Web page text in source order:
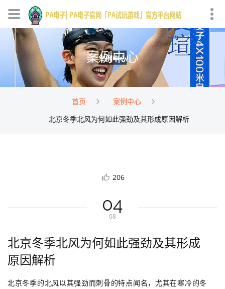
案例中心
首页
案例中心
北京冬季北风为何如此强劲及其形成原因解析
206
04
08
北京冬季北风为何如此强劲及其形成
原因解析
北京冬季的北风以其强劲而刺骨的特点闻名，尤其在寒冷的冬